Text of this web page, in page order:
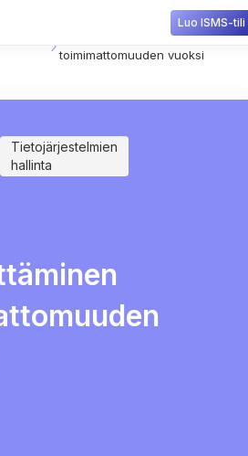
Luo ISMS-tili
Tilin keskeyttäminen
toimimattomuuden vuoksi
Tietojärjestelmien
hallinta